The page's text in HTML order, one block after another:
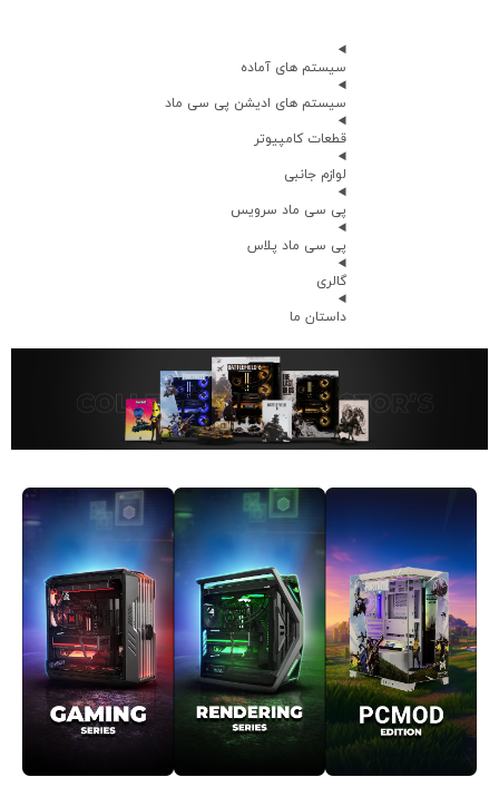
سیستم های آماده
سیستم های ادیشن پی سی ماد
قطعات کامپیوتر
لوازم جانبی
پی سی ماد سرویس
پی سی ماد پلاس
گالری
داستان ما